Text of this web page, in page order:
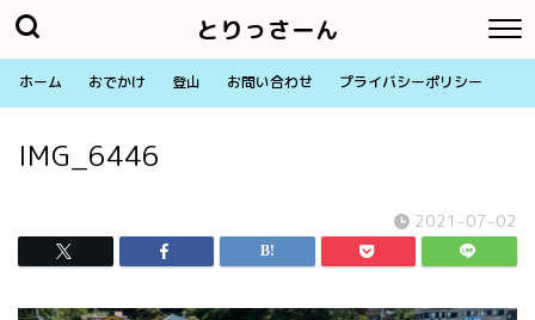
とりっさーん
ホーム おでかけ 登山 お問い合わせ プライバシーポリシー
IMG_6446
2021-07-02